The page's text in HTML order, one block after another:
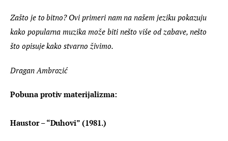
Zašto je to bitno? Ovi primeri nam na našem jeziku pokazuju
kako popularna muzika može biti nešto više od zabave, nešto
što opisuje kako stvarno živimo.
Dragan Ambrozić
Pobuna protiv materijalizma:
Haustor – “Duhovi” (1981.)